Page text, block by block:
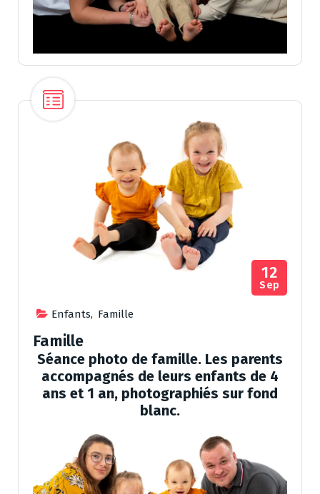
Enfants, Famille
12
Sep
Famille
Séance photo de famille. Les parents
accompagnés de leurs enfants de 4
ans et 1 an, photographiés sur fond
blanc.